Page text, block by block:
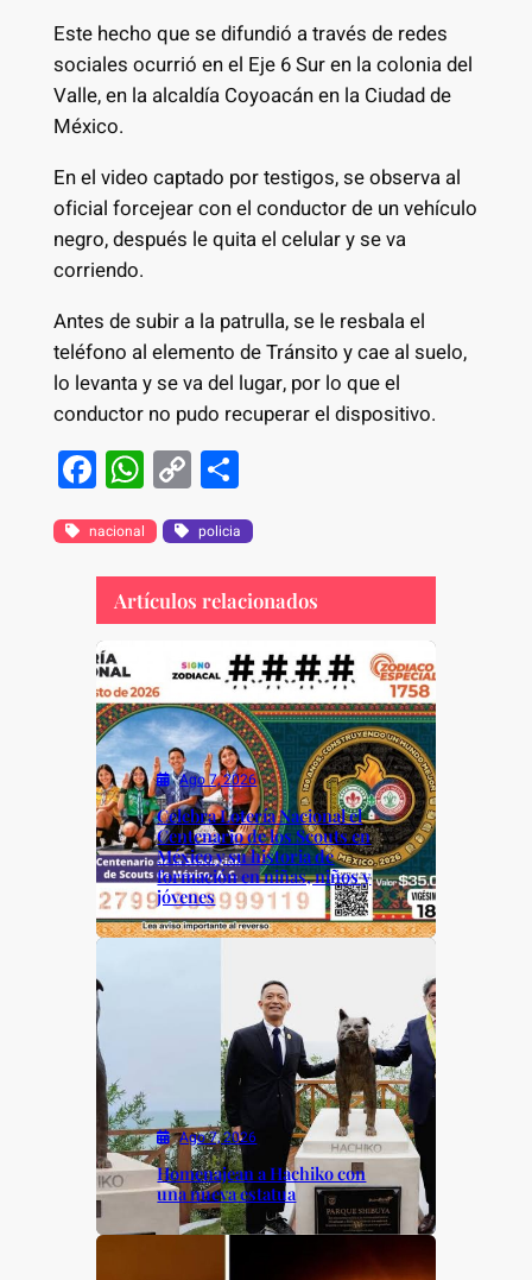
Este hecho que se difundió a través de redes
sociales ocurrió en el Eje 6 Sur en la colonia del
Valle, en la alcaldía Coyoacán en la Ciudad de
México.
En el video captado por testigos, se observa al
oficial forcejear con el conductor de un vehículo
negro, después le quita el celular y se va
corriendo.
Antes de subir a la patrulla, se le resbala el
teléfono al elemento de Tránsito y cae al suelo,
lo levanta y se va del lugar, por lo que el
conductor no pudo recuperar el dispositivo.
F
a
c
e
b
o
o
k
W
h
at
s
A
p
C
o
p
y
Li
n
k
S
h
ar
e
nacional policia
Artículos relacionados
Ago 7, 2026
Celebra Lotería Nacional el
Centenario de los Scouts en
México y su historia de
formación en niñas, niños y
jóvenes
Ago 7, 2026
Homenajean a Hachiko con
una nueva estatua